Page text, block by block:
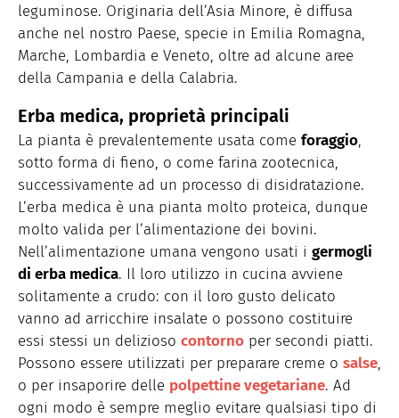
leguminose. Originaria dell’Asia Minore, è diffusa
anche nel nostro Paese, specie in Emilia Romagna,
Marche, Lombardia e Veneto, oltre ad alcune aree
della Campania e della Calabria.
Erba medica, proprietà principali
La pianta è prevalentemente usata come foraggio,
sotto forma di fieno, o come farina zootecnica,
successivamente ad un processo di disidratazione.
L’erba medica è una pianta molto proteica, dunque
molto valida per l’alimentazione dei bovini.
Nell’alimentazione umana vengono usati i germogli
di erba medica. Il loro utilizzo in cucina avviene
solitamente a crudo: con il loro gusto delicato
vanno ad arricchire insalate o possono costituire
essi stessi un delizioso contorno per secondi piatti.
Possono essere utilizzati per preparare creme o salse,
o per insaporire delle polpettine vegetariane. Ad
ogni modo è sempre meglio evitare qualsiasi tipo di